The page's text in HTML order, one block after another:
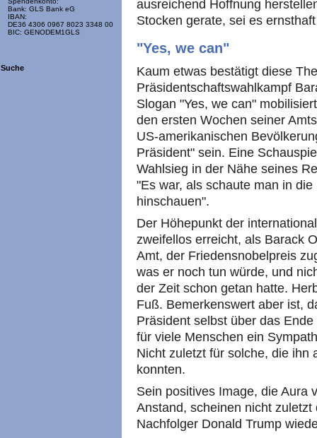
Bank: GLS Bank eG
IBAN:
DE36 4306 0967 8023 3348 00
BIC: GENODEM1GLS
Suche
ausreichend Hoffnung
Stocken gerate, sei es
"Yes, we can"
Kaum etwas bestätigt diese
Präsidentschaftswahlkampf
Slogan "Yes, we can"
den ersten Wochen seiner
US-amerikanischen
Präsident" sein. Eine
Wahlsieg in der Nähe seines
"Es war, als schaute man in
hinschauen".
Der Höhepunkt der
zweifellos erreicht, als Barack
Amt, der Friedensnobelpreis
was er noch tun würde, und
der Zeit schon getan hatte.
Fuß. Bemerkenswert aber ist,
Präsident selbst über das
für viele Menschen ein
Nicht zuletzt für solche, die ihn
konnten.
Sein positives Image, die Aura
Anstand, scheinen nicht
Nachfolger Donald Trump